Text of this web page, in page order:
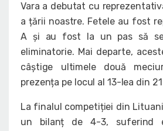
Vara a debutat cu
a țării noastre. Fetele au fost
A și au fost la un pas să
eliminatorie. Mai departe,
câștige ultimele două
prezența pe locul al 13-lea din
La finalul competiției din
un bilanț de 4-3, suferind